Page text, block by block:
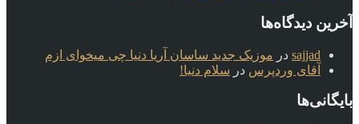
آخرین دیدگاه‌ها
sajjad در موزیک جدید ساسان آریا دنیا چی میخوای ازم
آقای وردپرس در سلام دنیا!
بایگانی‌ها